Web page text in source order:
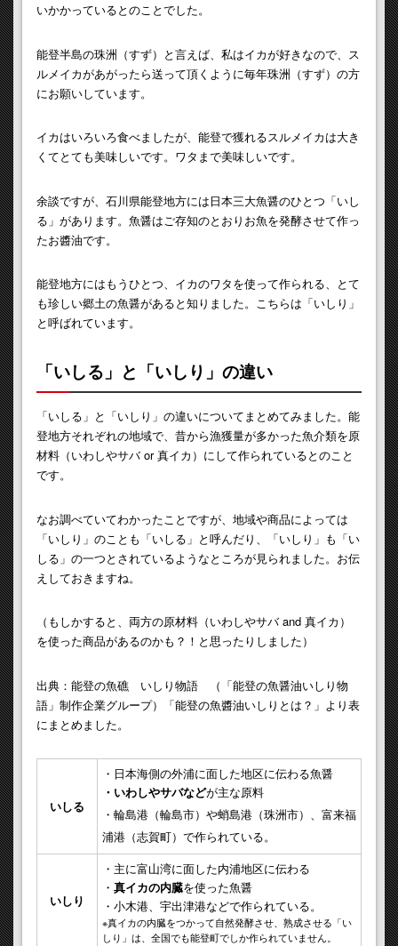
いかかっているとのことでした。
能登半島の珠洲（すず）と言えば、私はイカが好きなので、ス
ルメイカがあがったら送って頂くように毎年珠洲（すず）の方
にお願いしています。
イカはいろいろ食べましたが、能登で獲れるスルメイカは大き
くてとても美味しいです。ワタまで美味しいです。
余談ですが、石川県能登地方には日本三大魚醤のひとつ「いし
る」があります。魚醤はご存知のとおりお魚を発酵させて作っ
たお醬油です。
能登地方にはもうひとつ、イカのワタを使って作られる、とて
も珍しい郷土の魚醤があると知りました。こちらは「いしり」
と呼ばれています。
「いしる」と「いしり」の違い
「いしる」と「いしり」の違いについてまとめてみました。能
登地方それぞれの地域で、昔から漁獲量が多かった魚介類を原
材料（いわしやサバ or 真イカ）にして作られているとのこと
です。
なお調べていてわかったことですが、地域や商品によっては
「いしり」のことも「いしる」と呼んだり、「いしり」も「い
しる」の一つとされているようなところが見られました。お伝
えしておきますね。
（もしかすると、両方の原材料（いわしやサバ and 真イカ）
を使った商品があるのかも？！と思ったりしました）
出典：能登の魚礁 いしり物語 （「能登の魚醤油いしり物
語」制作企業グループ）「能登の魚醬油いしりとは？」より表
にまとめました。
いしる
・日本海側の外浦に面した地区に伝わる魚醤
・いわしやサバなどが主な原料
・輪島港（輪島市）や蛸島港（珠洲市）、富来福
浦港（志賀町）で作られている。
いしり
・主に富山湾に面した内浦地区に伝わる
・ 真イカの内臓を使った魚醤
・小木港、宇出津港などで作られている。
※真イカの内臓をつかって自然発酵させ、熟成させる「い
しり」は、全国でも能登町でしか作られていません。